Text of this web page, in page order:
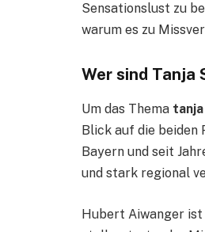
Sensationslust zu
warum es zu
Wer sind Tanja
Um das Thema
Blick auf die beiden
Bayern und seit
und stark regional
Hubert Aiwanger ist